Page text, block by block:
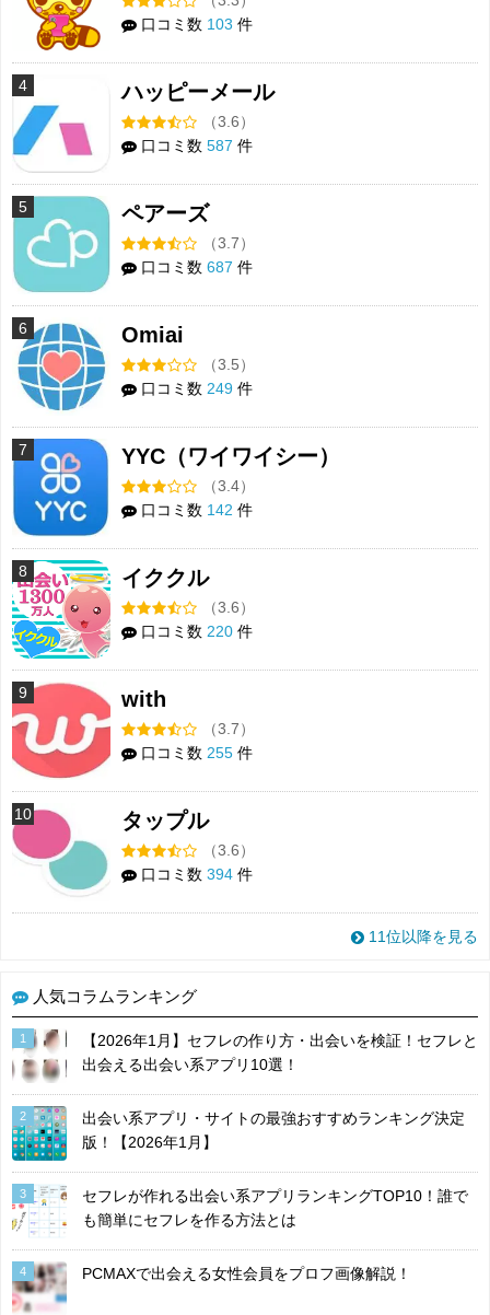
口コミ数 103 件
4 ハッピーメール
（3.6）
口コミ数 587 件
5 ペアーズ
（3.7）
口コミ数 687 件
6 Omiai
（3.5）
口コミ数 249 件
7 YYC（ワイワイシー）
（3.4）
口コミ数 142 件
8 イククル
（3.6）
口コミ数 220 件
9 with
（3.7）
口コミ数 255 件
10 タップル
（3.6）
口コミ数 394 件
11位以降を見る
人気コラムランキング
1
【2026年1月】セフレの作り方・出会いを検証！セフレと
出会える出会い系アプリ10選！
2
出会い系アプリ・サイトの最強おすすめランキング決定
版！【2026年1月】
3
セフレが作れる出会い系アプリランキングTOP10！誰で
も簡単にセフレを作る方法とは
4 PCMAXで出会える女性会員をプロフ画像解説！